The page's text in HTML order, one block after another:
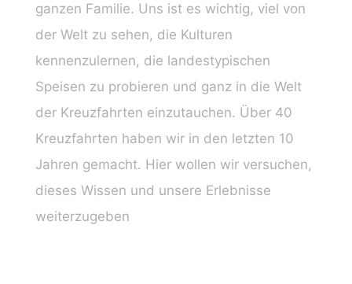
ganzen Familie. Uns ist es wichtig, viel von
der Welt zu sehen, die Kulturen
kennenzulernen, die landestypischen
Speisen zu probieren und ganz in die Welt
der Kreuzfahrten einzutauchen. Über 40
Kreuzfahrten haben wir in den letzten 10
Jahren gemacht. Hier wollen wir versuchen,
dieses Wissen und unsere Erlebnisse
weiterzugeben